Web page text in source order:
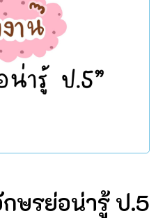
ษรย่อน่ารู้ ป.5